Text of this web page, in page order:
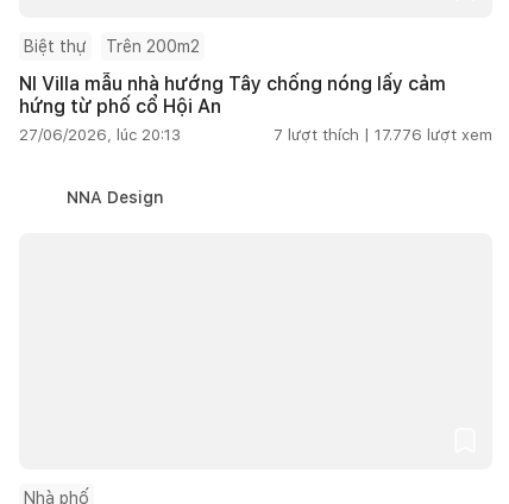
Biệt thự Trên 200m2
NI Villa mẫu nhà hướng Tây chống nóng lấy cảm
hứng từ phố cổ Hội An
27/06/2026, lúc 20:13 7 lượt thích | 17.776 lượt xem
NNA Design
Nhà phố